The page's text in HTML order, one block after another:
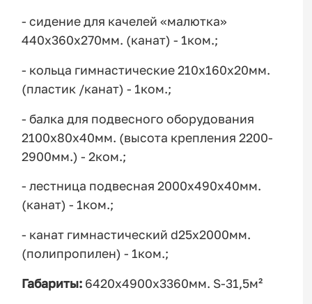
- сидение для качелей «малютка»
440х360х270мм. (канат) - 1ком.;
- кольца гимнастические 210х160х20мм.
(пластик /канат) - 1ком.;
- балка для подвесного оборудования
2100х80х40мм. (высота крепления 2200-
2900мм.) - 2ком.;
- лестница подвесная 2000х490х40мм.
(канат) - 1ком.;
- канат гимнастический d25х2000мм.
(полипропилен) - 1ком.;
Габариты: 6420х4900х3360мм. S-31,5м²